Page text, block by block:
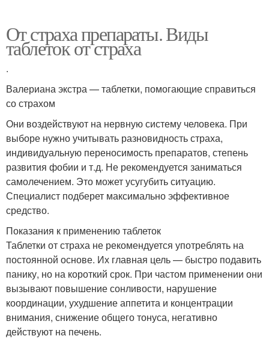
От страха препараты. Виды
таблеток от страха
.
Валериана экстра — таблетки, помогающие справиться
со страхом
Они воздействуют на нервную систему человека. При
выборе нужно учитывать разновидность страха,
индивидуальную переносимость препаратов, степень
развития фобии и т.д. Не рекомендуется заниматься
самолечением. Это может усугубить ситуацию.
Специалист подберет максимально эффективное
средство.
Показания к применению таблеток
Таблетки от страха не рекомендуется употреблять на
постоянной основе. Их главная цель — быстро подавить
панику, но на короткий срок. При частом применении они
вызывают повышение сонливости, нарушение
координации, ухудшение аппетита и концентрации
внимания, снижение общего тонуса, негативно
действуют на печень.